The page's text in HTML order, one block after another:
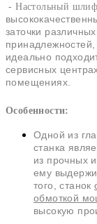
-Настольный
заточки
идеально
сервисных
помещениях.
Особенности:
Одной из
станка
из прочных
ему
того, станок
обмоткой
высокую